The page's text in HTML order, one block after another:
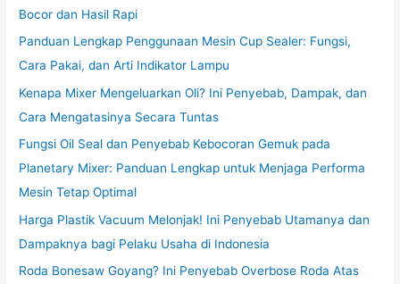
Bocor dan Hasil Rapi
Panduan Lengkap Penggunaan Mesin Cup Sealer: Fungsi,
Cara Pakai, dan Arti Indikator Lampu
Kenapa Mixer Mengeluarkan Oli? Ini Penyebab, Dampak, dan
Cara Mengatasinya Secara Tuntas
Fungsi Oil Seal dan Penyebab Kebocoran Gemuk pada
Planetary Mixer: Panduan Lengkap untuk Menjaga Performa
Mesin Tetap Optimal
Harga Plastik Vacuum Melonjak! Ini Penyebab Utamanya dan
Dampaknya bagi Pelaku Usaha di Indonesia
Roda Bonesaw Goyang? Ini Penyebab Overbose Roda Atas